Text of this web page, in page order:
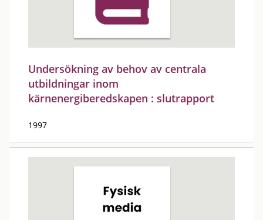
Undersökning av behov av centrala
utbildningar inom
kärnenergiberedskapen : slutrapport
1997